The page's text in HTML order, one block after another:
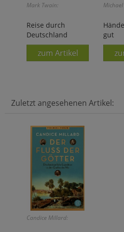
Mark Twain:
Reise durch
Deutschland
zum Artikel
gut
Zuletzt angesehenen Artikel:
Candice Millard: